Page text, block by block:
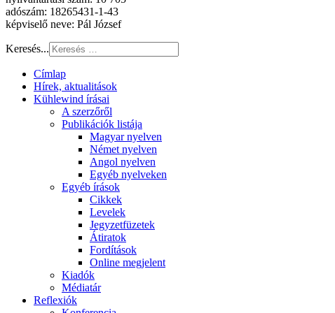
adószám: 18265431-1-43
képviselő neve: Pál József
Keresés...
Címlap
Hírek, aktualitások
Kühlewind írásai
A szerzőről
Publikációk listája
Magyar nyelven
Német nyelven
Angol nyelven
Egyéb nyelveken
Egyéb írások
Cikkek
Levelek
Jegyzetfüzetek
Átiratok
Fordítások
Online megjelent
Kiadók
Médiatár
Reflexiók